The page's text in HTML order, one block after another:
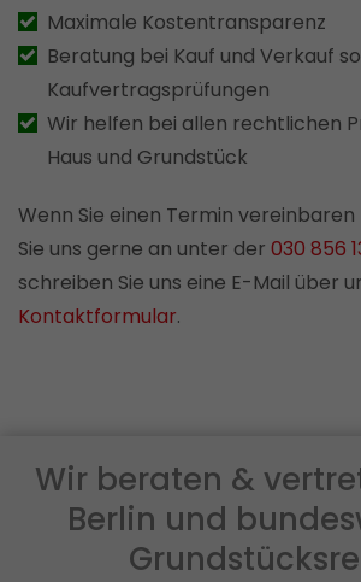
Maximale Kostentransparenz
Beratung bei Kauf und Verkauf
Kaufvertragsprüfungen
Wir helfen bei allen rechtlichen
Haus und Grundstück
Wenn Sie einen Termin
Sie uns gerne an unter der 030 856
schreiben Sie uns eine E-Mail über
Kontaktformular.
Wir beraten &
Berlin und